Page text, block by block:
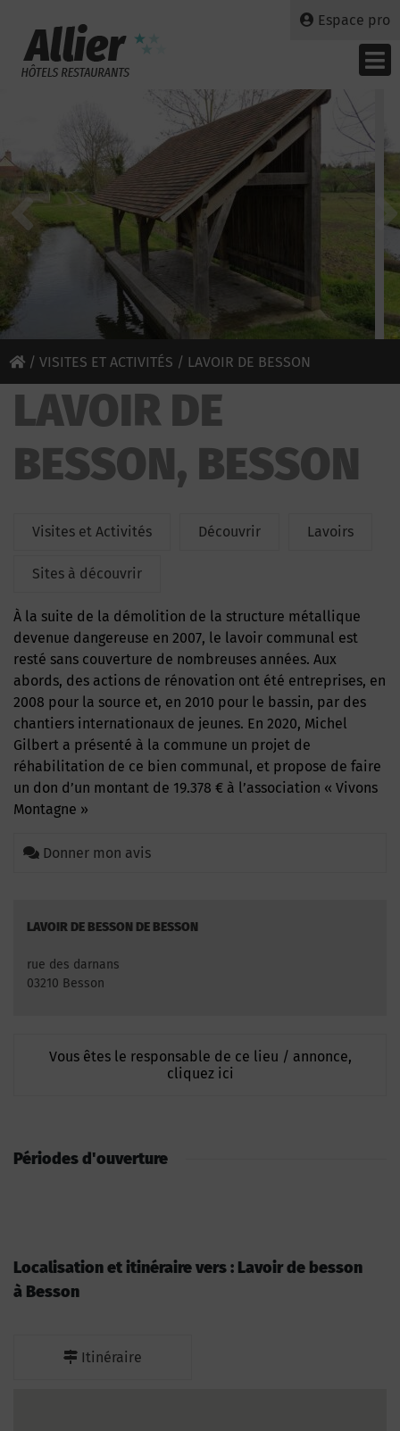
Espace pro
/ VISITES ET ACTIVITÉS / LAVOIR DE BESSON
LAVOIR DE
BESSON, BESSON
Visites et Activités Découvrir Lavoirs
Sites à découvrir
À la suite de la démolition de la structure métallique
devenue dangereuse en 2007, le lavoir communal est
resté sans couverture de nombreuses années. Aux
abords, des actions de rénovation ont été entreprises, en
2008 pour la source et, en 2010 pour le bassin, par des
chantiers internationaux de jeunes. En 2020, Michel
Gilbert a présenté à la commune un projet de
réhabilitation de ce bien communal, et propose de faire
un don d’un montant de 19.378 € à l’association « Vivons
Montagne »
Donner mon avis
LAVOIR DE BESSON DE BESSON
rue des darnans
03210 Besson
Vous êtes le responsable de ce lieu / annonce,
cliquez ici
Périodes d'ouverture
Localisation et itinéraire vers : Lavoir de besson
à Besson
Itinéraire